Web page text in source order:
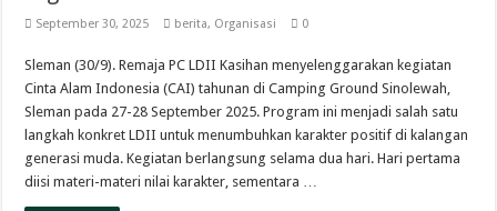
Panewu Banguntapan dan Sejumlah Tokoh Apresiasi Bazar Rakyat LDII,
Bincang Pelajar Generus, DPD LDII Bantul Bekali Remaja Hadapi Kriminalitas
Healthy Inside Man: Ratusan Generus Putra LDII Bantul Dibekali Pengelolaan
KB TK Alkarima Lepas 21 Siswa, Pendidikan Karakter Jadi Bekal Menuju
September 30, 2025 berita, Organisasi 0
Sleman (30/9). Remaja PC LDII Kasihan menyelenggarakan kegiatan
Cinta Alam Indonesia (CAI) tahunan di Camping Ground Sinolewah,
Sleman pada 27-28 September 2025. Program ini menjadi salah satu
langkah konkret LDII untuk menumbuhkan karakter positif di kalangan
generasi muda. Kegiatan berlangsung selama dua hari. Hari pertama
diisi materi-materi nilai karakter, sementara …